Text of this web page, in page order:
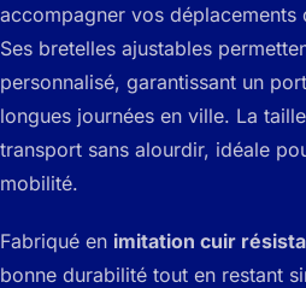
accompagner vos déplacements
Ses bretelles ajustables
personnalisé, garantissant un
longues journées en ville. La
transport sans alourdir, idéale
mobilité.
Fabriqué en imitation cuir
bonne durabilité tout en restant